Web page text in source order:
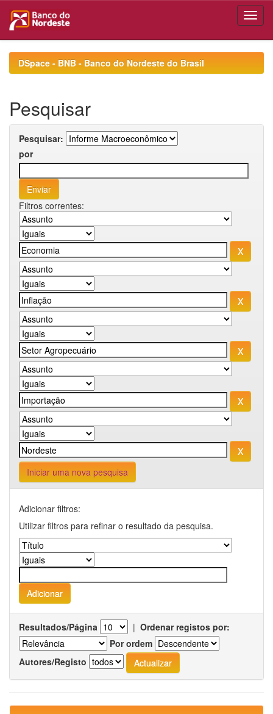
navigationDSpace - BNB - Banco do Nordeste do Brasil
Pesquisar
Pesquisar:
por
Filtros correntes:
Iniciar uma nova pesquisa
Adicionar filtros:
Utilizar filtros para refinar o resultado da pesquisa.
Resultados/Página | Ordenar registos por:
Por ordem
Autores/Registo